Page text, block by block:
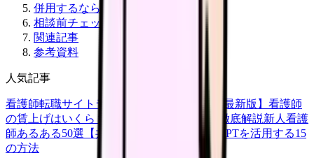
併用するなら順番を決める
相談前チェック
関連記事
参考資料
人気記事
看護師転職サイトランキングTOP5【2026年最新版】 看護師
の賃上げはいくら？2026年度の最新情報を徹底解説新人看護
師あるある50選【共感必至】
看護師がChatGPTを活用する15
の方法